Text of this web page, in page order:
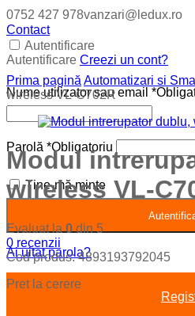
0752 427 978vanzari@ledux.ro
Contact
Autentificare
Autentificare Creezi un cont?
Nume utilizator sau email *
Parolă *Obligatoriu
Ține-mă minte
Ai uitat parola?
Prima pagină Automatizari si
wireless VL-C702R
Modul
wireless VL-
Evaluat la0din 5
0 recenzii
Cod produs: 4893193792045
Pret la cerere